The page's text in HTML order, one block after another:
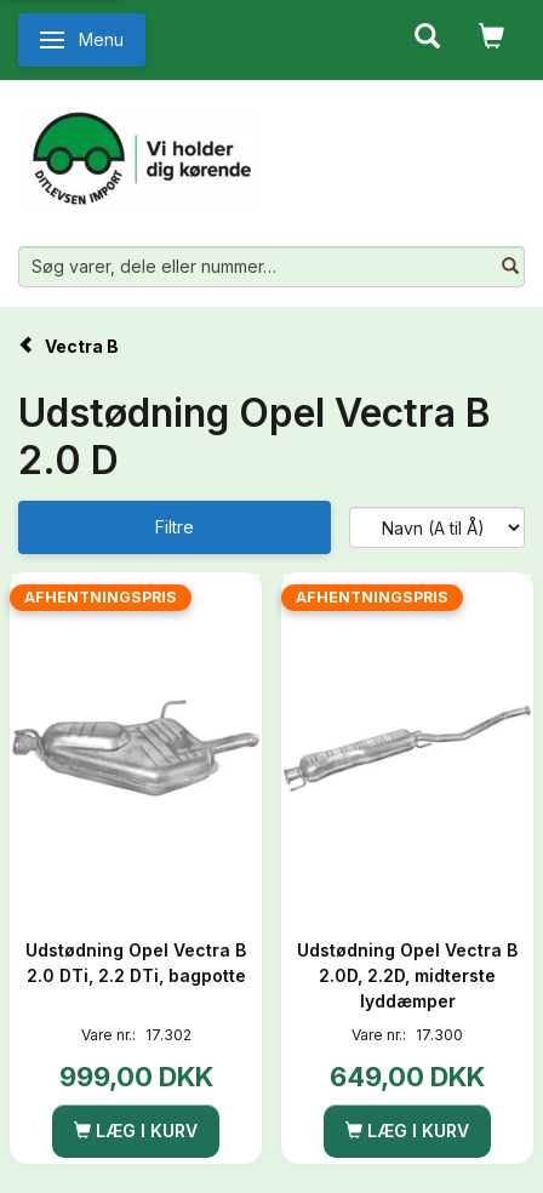
Skifte navigation
Menu
Vectra B
Udstødning Opel Vectra B
2.0 D
Filtre
AFHENTNINGSPRIS
Udstødning Opel Vectra B
2.0 DTi, 2.2 DTi, bagpotte
Vare nr.: 17.302
999,00 DKK
LÆG I KURV
AFHENTNINGSPRIS
Udstødning Opel Vectra B
2.0D, 2.2D, midterste
lyddæmper
Vare nr.: 17.300
649,00 DKK
LÆG I KURV